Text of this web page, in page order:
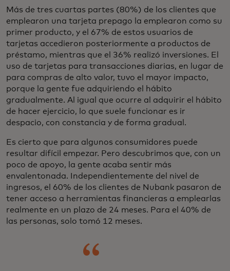
Más de tres cuartas partes (80%) de los clientes que
emplearon una tarjeta prepago la emplearon como su
primer producto, y el 67% de estos usuarios de
tarjetas accedieron posteriormente a productos de
préstamo, mientras que el 36% realizó inversiones. El
uso de tarjetas para transacciones diarias, en lugar de
para compras de alto valor, tuvo el mayor impacto,
porque la gente fue adquiriendo el hábito
gradualmente. Al igual que ocurre al adquirir el hábito
de hacer ejercicio, lo que suele funcionar es ir
despacio, con constancia y de forma gradual.
Es cierto que para algunos consumidores puede
resultar difícil empezar. Pero descubrimos que, con un
poco de apoyo, la gente acaba sentir más
envalentonada. Independientemente del nivel de
ingresos, el 60% de los clientes de Nubank pasaron de
tener acceso a herramientas financieras a emplearlas
realmente en un plazo de 24 meses. Para el 40% de
las personas, solo tomó 12 meses.